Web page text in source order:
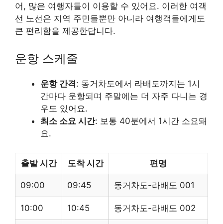
어, 많은 여행자들이 이용할 수 있어요. 이러한 여객
선 노선은 지역 주민들뿐만 아니라 여행객들에게도
큰 편리함을 제공한답니다.
운항 스케줄
운항 간격: 동거차도에서 라배도까지는 1시
간마다 운항되며 주말에는 더 자주 다니는 경
우도 있어요.
최소 소요 시간: 보통 40분에서 1시간 소요돼
요.
출발 시간 도착 시간 편명
09:00 09:45 동거차도-라배도 001
10:00 10:45 동거차도-라배도 002